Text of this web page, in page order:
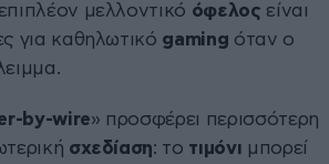
μελλοντικό όφελος είναι
για καθηλωτικό gaming όταν ο
by-wire» προσφέρει περισσότερη
σχεδίαση: το τιμόνι μπορεί